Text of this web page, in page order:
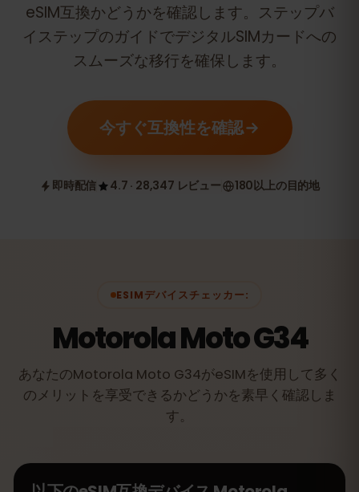
eSIM互換かどうかを確認します。ステップバ
イステップのガイドでデジタルSIMカードへの
スムーズな移行を確保します。
今すぐ互換性を確認
即時配信 4.7 · 28,347 レビュー 180以上の目的地
ESIMデバイスチェッカー:
Motorola Moto G34
あなたのMotorola Moto G34がeSIMを使用して多く
のメリットを享受できるかどうかを素早く確認しま
す。